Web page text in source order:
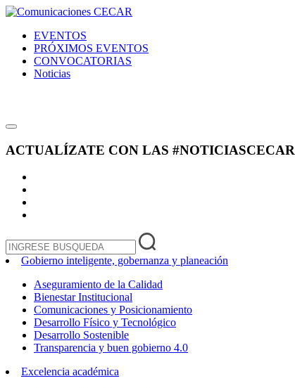
EVENTOS
PRÓXIMOS EVENTOS
CONVOCATORIAS
Noticias
ACTUALÍZATE CON LAS #NOTICIASCECAR
Gobierno inteligente, gobernanza y planeación
Aseguramiento de la Calidad
Bienestar Institucional
Comunicaciones y Posicionamiento
Desarrollo Físico y Tecnológico
Desarrollo Sostenible
Transparencia y buen gobierno 4.0
Excelencia académica